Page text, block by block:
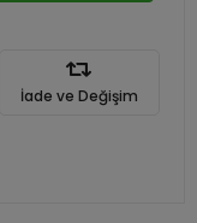
İade ve Değişim